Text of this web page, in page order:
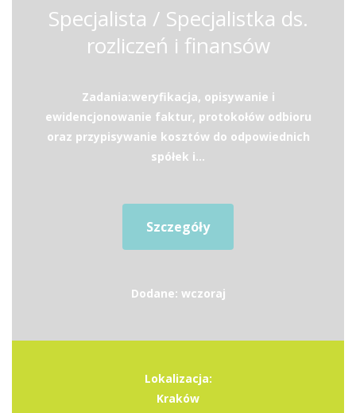
Specjalista / Specjalistka ds.
rozliczeń i finansów
Zadania:weryfikacja, opisywanie i
ewidencjonowanie faktur, protokołów odbioru
oraz przypisywanie kosztów do odpowiednich
spółek i...
Szczegóły
Dodane: wczoraj
Lokalizacja:
Kraków